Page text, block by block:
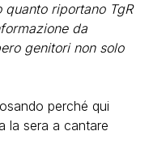
riportano TgR
da
genitori non solo
perché qui
la sera a cantare